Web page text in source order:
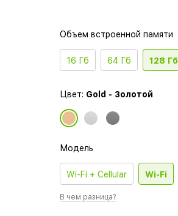
Объем встроенной памяти
16 Гб 64 Гб 128 Гб
Цвет: Gold - Золотой
Модель
Wi-Fi + Cellular Wi-Fi
В чем разница?